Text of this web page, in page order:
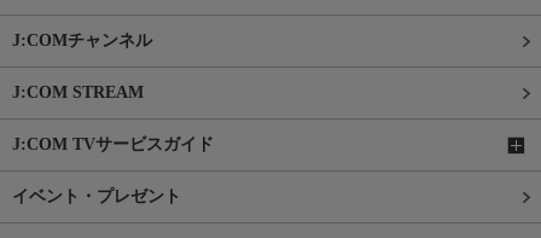
J:COMチャンネル
J:COM STREAM
J:COM TVサービスガイド
イベント・プレゼント